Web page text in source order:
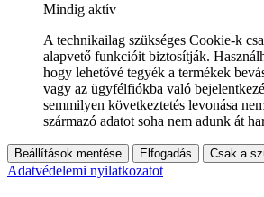
Mindig aktív
A technikailag szükséges Cookie-k
alapvető funkcióit biztosítják.
hogy lehetővé tegyék a termékek
vagy az ügyfélfiókba való
semmilyen következtetés levonása
származó adatot soha nem adunk át
Beállítások mentése Elfogadás Csak a
Adatvédelemi nyilatkozatot